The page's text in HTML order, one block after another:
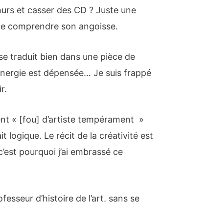
et casser des CD ? Juste une
comprendre son angoisse.
traduit bien dans une pièce de
est dépensée… Je suis frappé
« [fou] d’artiste tempérament »
logique. Le récit de la créativité est
pourquoi j’ai embrassé ce
d’histoire de l’art, sans se